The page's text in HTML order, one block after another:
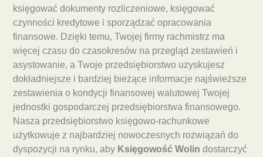
księgować dokumenty rozliczeniowe, księgować
czynności kredytowe i sporządzać opracowania
finansowe. Dzięki temu, Twojej firmy rachmistrz ma
więcej czasu do czasokresów na przegląd zestawień i
asystowanie, a Twoje przedsiębiorstwo uzyskujesz
dokładniejsze i bardziej bieżące informacje najświeższe
zestawienia o kondycji finansowej walutowej Twojej
jednostki gospodarczej przedsiębiorstwa finansowego.
Nasza przedsiębiorstwo księgowo-rachunkowe
użytkowuje z najbardziej nowoczesnych rozwiązań do
dyspozycji na rynku, aby Księgowość Wolin dostarczyć